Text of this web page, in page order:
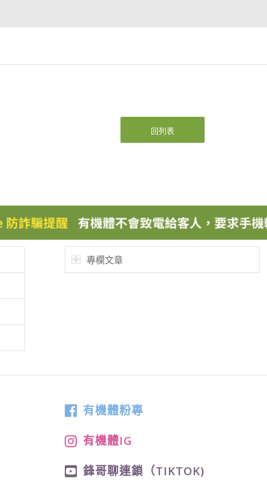
回列表
專欄文章
有機體粉專
有機體IG
鋒哥聊連鎖（TIKTOK)